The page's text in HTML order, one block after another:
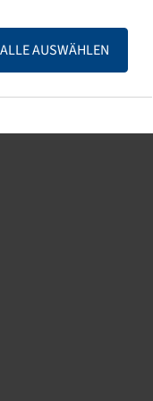
ALLE AUSWÄHLEN
uns